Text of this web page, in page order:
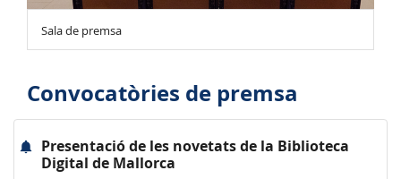
Sala de premsa
Convocatòries de premsa
Presentació de les novetats de la Biblioteca
Digital de Mallorca